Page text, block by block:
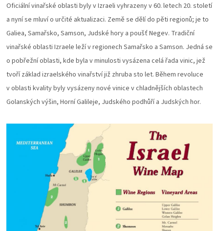
Oficiální vinařské oblasti byly v Izraeli vyhrazeny v 60. letech 20. století
a nyní se mluví o určité aktualizaci. Země se dělí do pěti regionů; je to
Galiea, Samařsko, Samson, Judské hory a poušť Negev. Tradiční
vinařské oblasti Izraele leží v regionech Samařsko a Samson. Jedná se
o pobřežní oblasti, kde byla v minulosti vysázena celá řada vinic, jež
tvoří základ izraelského vinařství již zhruba sto let. Během revoluce
v oblasti kvality byly vysázeny nové vinice v chladnějších oblastech
Golanských výšin, Horní Galileje, Judského podhůří a Judských hor.